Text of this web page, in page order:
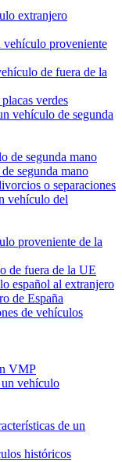
extranjero
proveniente
de fuera de la
verdes
vehículo de segunda
de segunda mano
segunda mano
o separaciones
vehículo del
proveniente de la
de fuera de la UE
español al extranjero
de España
de vehículos
VMP
vehículo
de un
históricos